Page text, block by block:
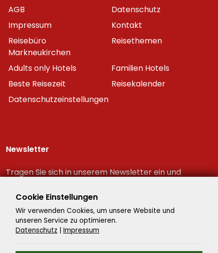
AGB
Datenschutz
Impressum
Kontakt
Reisebüro
Markneukirchen
Reisethemen
Adults only Hotels
Familien Hotels
Beste Reisezeit
Reisekalender
Datenschutzeinstellungen
Newsletter
Tragen Sie sich in unserem Newsletter ein und
Reiseschnäppchen!
Cookie Einstellungen
Wir verwenden Cookies, um unsere Website und
unseren Service zu optimieren.
Datenschutz | Impressum